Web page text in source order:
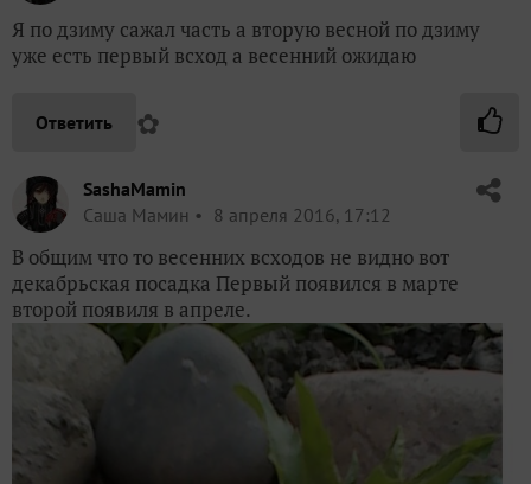
Я по дзиму сажал часть а вторую весной по дзиму
уже есть первый всход а весенний ожидаю
Ответить ✿
SashaMamin
Саша Мамин
8 апреля 2016, 17:12
В общим что то весенних всходов не видно вот
декабрьская посадка Первый появился в марте
второй появиля в апреле.